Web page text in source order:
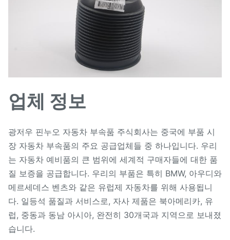
업체 정보
광저우 핀누오 자동차 부속품 주식회사는 중국에 부품 시
장 자동차 부속품의 주요 공급업체들 중 하나입니다. 우리
는 자동차 예비품의 큰 범위에 세계적 구매자들에 대한 품
질 보증을 공급합니다. 우리의 부품은 특히 BMW, 아우디와
메르세데스 벤츠와 같은 유럽제 자동차를 위해 사용됩니
다. 일등석 품질과 서비스로, 자사 제품은 북아메리카, 유
럽, 중동과 동남 아시아, 완전히 30개국과 지역으로 보내졌
습니다.